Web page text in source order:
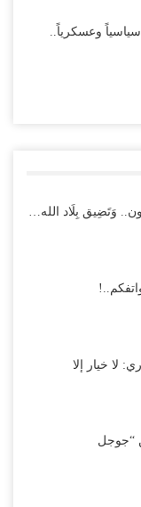
طارق والإصلاح
وعسكرياً..
وَتَضِيق بِلَاد الله…
لا خيار إلا
“جوجل